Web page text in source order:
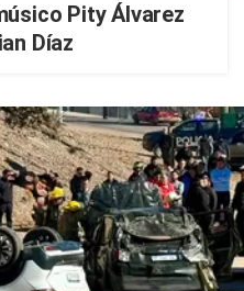
Pity Álvarez
Díaz